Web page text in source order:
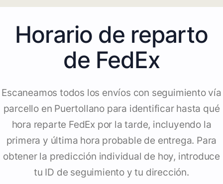
Horario de reparto
de FedEx
Escaneamos todos los envíos con seguimiento vía
parcello en Puertollano para identificar hasta qué
hora reparte FedEx por la tarde, incluyendo la
primera y última hora probable de entrega. Para
obtener la predicción individual de hoy, introduce
tu ID de seguimiento y tu dirección.